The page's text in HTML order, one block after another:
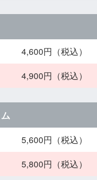
4,600円（税込）
4,900円（税込）
5,600円（税込）
5,800円（税込）